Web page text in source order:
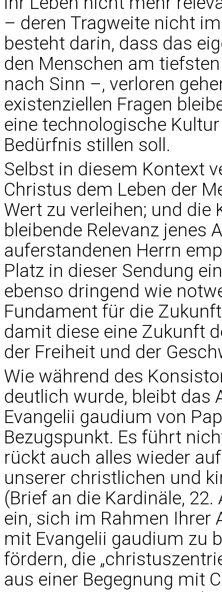
– deren Tragweite nicht
besteht darin, dass das
den Menschen am
nach Sinn –, verloren
existenziellen Fragen
eine technologische
Bedürfnis stillen soll.
Selbst in diesem Kontext
Christus dem Leben der
Wert zu verleihen; und
bleibende Relevanz jenes
auferstandenen Herrn
Platz in dieser Sendung
ebenso dringend wie
Fundament für die
damit diese eine Zukunft
der Freiheit und der
Wie während des
deutlich wurde, bleibt das
Evangelii gaudium von
Bezugspunkt. Es führt
rückt auch alles wieder
unserer christlichen und
(Brief an die Kardinäle,
ein, sich im Rahmen Ihrer
mit Evangelii gaudium zu
fördern, die
aus einer Begegnung mit